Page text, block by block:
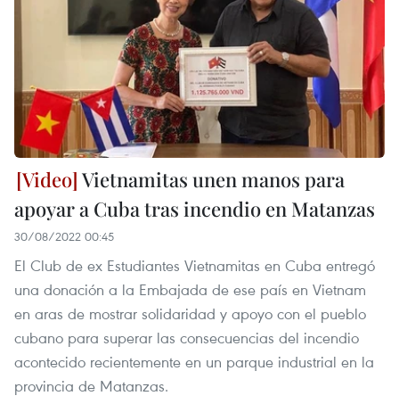
Vietnamitas unen manos para
apoyar a Cuba tras incendio en Matanzas
30/08/2022 00:45
El Club de ex Estudiantes Vietnamitas en Cuba entregó
una donación a la Embajada de ese país en Vietnam
en aras de mostrar solidaridad y apoyo con el pueblo
cubano para superar las consecuencias del incendio
acontecido recientemente en un parque industrial en la
provincia de Matanzas.